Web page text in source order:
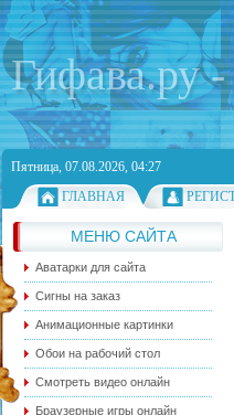
Гифава.ру
Пятница, 07.08.2026, 04:27
ГЛАВНАЯ
МЕНЮ САЙТА
Аватарки для сайта
Сигны на заказ
Анимационные картинки
Обои на рабочий стол
Смотреть видео онлайн
Браузерные игры онлайн